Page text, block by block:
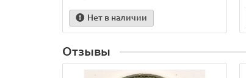
Нет в наличии
Отзывы